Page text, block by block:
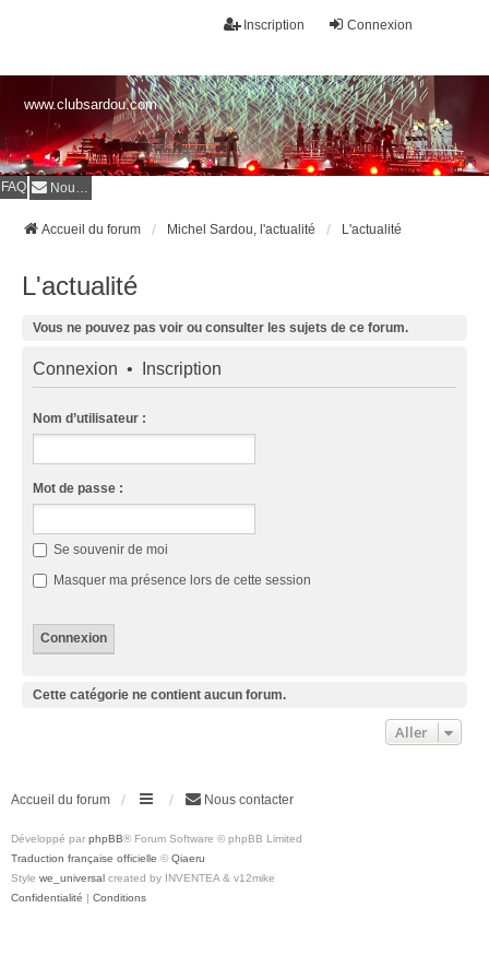
Connexion
Inscription
www.clubsardou.com
FAQ Nous contacter
Accueil du forum Michel Sardou, l'actualité L'actualité
L'actualité
Vous ne pouvez pas voir ou consulter les sujets de ce forum.
Connexion • Inscription
Nom d’utilisateur :
Mot de passe :
Se souvenir de moi
Masquer ma présence lors de cette session
Cette catégorie ne contient aucun forum.
Aller
Accueil du forum Nous contacter
Développé par phpBB® Forum Software © phpBB Limited
Traduction française officielle © Qiaeru
Style we_universal created by INVENTEA & v12mike
Confidentialité | Conditions